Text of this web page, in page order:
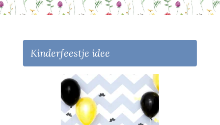
Kinderfeestje idee